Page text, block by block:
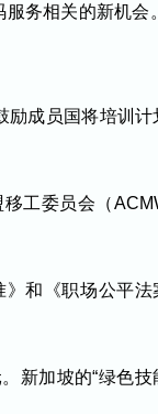
务相关的新机会。
励成员国将培训计
工委员会（
和《职场公平法
新加坡的“绿色技